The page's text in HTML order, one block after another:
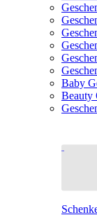
Baby
Beauty